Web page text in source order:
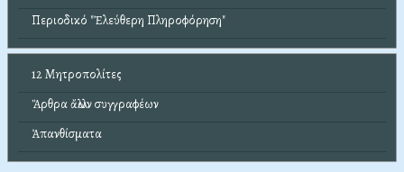
Περιοδικό "Ἐλεύθερη Πληροφόρηση"
12 Μητροπολίτες
Ἄρθρα ἄλλων συγγραφέων
Ἀπανθίσματα